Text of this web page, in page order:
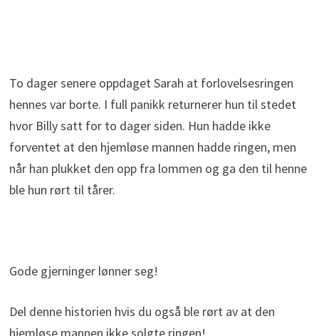
To dager senere oppdaget Sarah at forlovelsesringen
hennes var borte. I full panikk returnerer hun til stedet
hvor Billy satt for to dager siden. Hun hadde ikke
forventet at den hjemløse mannen hadde ringen, men
når han plukket den opp fra lommen og ga den til henne
ble hun rørt til tårer.
Gode gjerninger lønner seg!
Del denne historien hvis du også ble rørt av at den